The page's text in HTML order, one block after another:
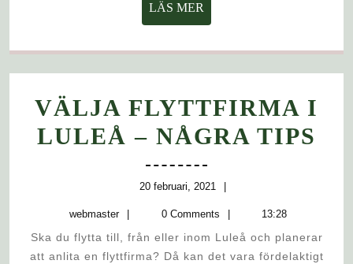
LÄS MER
MER
VÄLJA FLYTTFIRMA I
LULEÅ – NÅGRA TIPS
–
20 februari, 2021
20
webmaster webmaster
0 Comments 13:28
Ska du flytta till, från eller inom Luleå och planerar
att anlita en flyttfirma? Då kan det vara fördelaktigt